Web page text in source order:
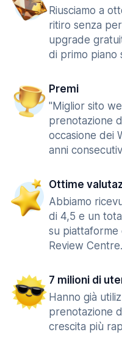
Riusciamo a
ritiro senza
upgrade
di primo piano
Premi
"Miglior sito
prenotazione
occasione dei
anni
Ottime
Abbiamo
di 4,5 e un
su piattaforme
Review Centre.
7 milioni di
Hanno già
prenotazione
crescita più